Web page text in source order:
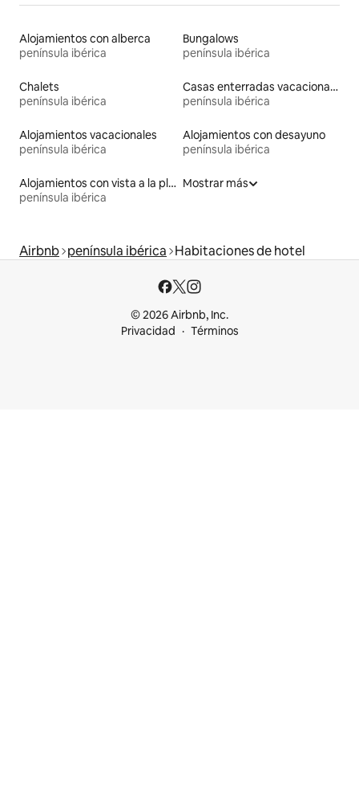
Alojamientos con alberca
península ibérica
Bungalows
península ibérica
Chalets
península ibérica
Casas enterradas vacacionales
península ibérica
Alojamientos vacacionales
península ibérica
Alojamientos con desayuno
península ibérica
Alojamientos con vista a la playa
península ibérica
Mostrar más
Airbnb península ibérica Habitaciones de hotel
© 2026 Airbnb, Inc.
Privacidad
Términos